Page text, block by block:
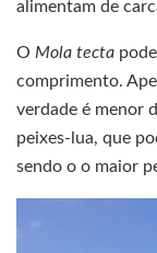
alimentam de
O Mola tecta
comprimento.
verdade é menor
peixes-lua, que
sendo o o maior